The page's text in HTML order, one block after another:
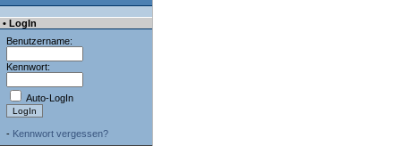
• LogIn
Benutzername:
Kennwort:
Auto-LogIn
- Kennwort vergessen?